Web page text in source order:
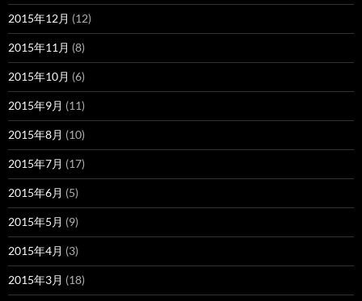
2015年12月 (12)
2015年11月 (8)
2015年10月 (6)
2015年9月 (11)
2015年8月 (10)
2015年7月 (17)
2015年6月 (5)
2015年5月 (9)
2015年4月 (3)
2015年3月 (18)